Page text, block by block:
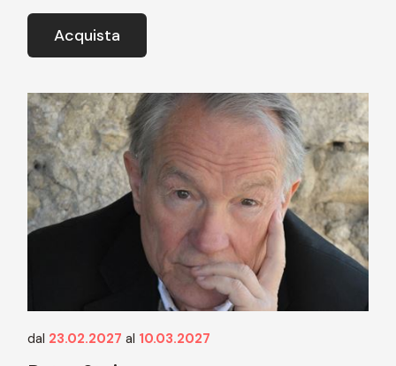
Acquista
dal 23.02.2027 al 10.03.2027